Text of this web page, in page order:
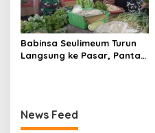
Babinsa Seulimeum Turun
Langsung ke Pasar, Pantau
News Feed